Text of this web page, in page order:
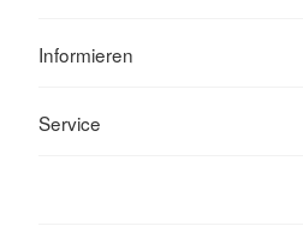
Informieren
Service